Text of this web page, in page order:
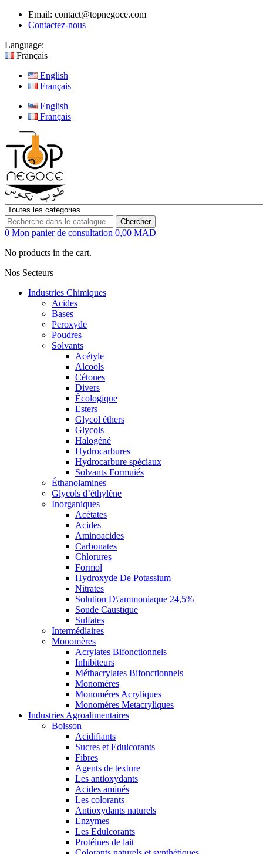
Email: contact@topnegoce.com
Contactez-nous
Language:
Français
English
Français
English
Français
Chercher
0 Mon panier de consultation 0,00 MAD
No products in the cart.
Nos Secteurs
Industries Chimiques
Acides
Bases
Peroxyde
Poudres
Solvants
Acétyle
Alcools
Cétones
Divers
Écologique
Esters
Glycol éthers
Glycols
Halogéné
Hydrocarbures
Hydrocarbure spéciaux
Solvants Formuiés
Éthanolamines
Glycols d’éthylène
Inorganiques
Acétates
Acides
Aminoacides
Carbonates
Chlorures
Formol
Hydroxyde De Potassium
Nitrates
Solution D\'ammoniaque 24,5%
Soude Caustique
Sulfates
Intermédiaires
Monomères
Acrylates Bifonctionnels
Inhibiteurs
Méthacrylates Bifonctionnels
Monoméres
Monoméres Acryliques
Monoméres Metacryliques
Industries Agroalimentaires
Boisson
Acidifiants
Sucres et Edulcorants
Fibres
Agents de texture
Les antioxydants
Acides aminés
Les colorants
Antioxydants naturels
Enzymes
Les Edulcorants
Protéines de lait